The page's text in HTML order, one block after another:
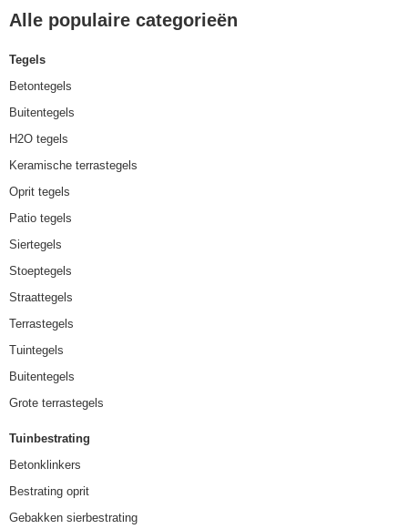
Alle populaire categorieën
Tegels
Betontegels
Buitentegels
H2O tegels
Keramische terrastegels
Oprit tegels
Patio tegels
Siertegels
Stoeptegels
Straattegels
Terrastegels
Tuintegels
Buitentegels
Grote terrastegels
Tuinbestrating
Betonklinkers
Bestrating oprit
Gebakken sierbestrating